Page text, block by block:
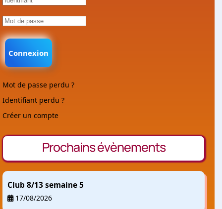
Connexion
Mot de passe perdu ?
Identifiant perdu ?
Créer un compte
Prochains évènements
Club 8/13 semaine 5
17/08/2026